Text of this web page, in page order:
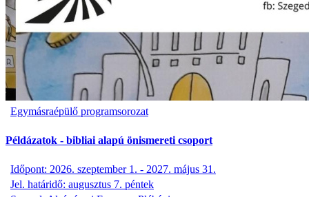
Egymásraépülő programsorozat
Példázatok - bibliai alapú önismereti csoport
Időpont: 2026. szeptember 1. - 2027. május 31.
Jel. határidő: augusztus 7. péntek